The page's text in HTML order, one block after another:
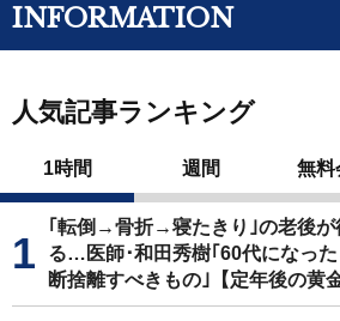
INFORMATION
人気記事ランキング
1時間 週間 無料
｢転倒→骨折→寝たきり｣の老後が
る…医師･和田秀樹｢60代になっ
断捨離すべきもの｣【定年後の黄